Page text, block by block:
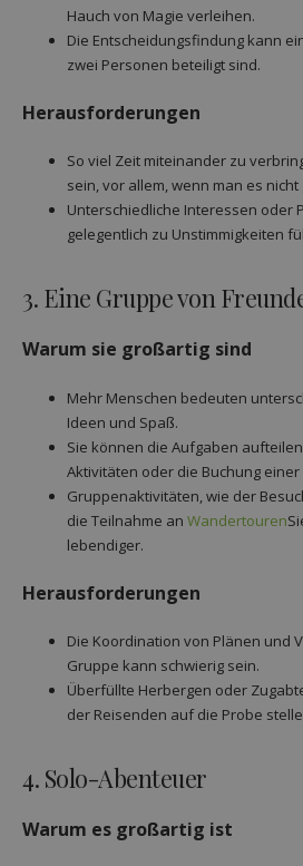
Hauch von Magie verleihen.
Die Entscheidungsfindung kann
zwei Personen beteiligt sind.
Herausforderungen
So viel Zeit miteinander zu
sein, vor allem, wenn man es nicht
Unterschiedliche Interessen oder
gelegentlich zu Unstimmigkeiten
3. Eine Gruppe von
Warum sie großartig sind
Mehr Menschen bedeuten
Ideen und Spaß.
Sie können die Aufgaben
Aktivitäten oder die Buchung
Gruppenaktivitäten, wie der
die Teilnahme an Wandertouren
lebendiger.
Herausforderungen
Die Koordination von Plänen und
Gruppe kann schwierig sein.
Überfüllte Herbergen oder
der Reisenden auf die Probe
4. Solo-Abenteuer
Warum es großartig ist